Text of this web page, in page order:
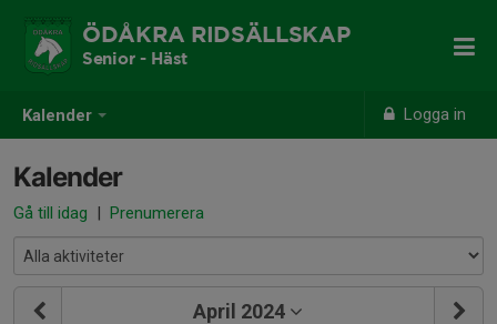
Kalender Logga in
ÖDÅKRA RIDSÄLLSKAP
Senior - Häst
Kalender
Gå till idag | Prenumerera
April 2024